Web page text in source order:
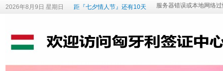
2026年8月9日 星期日 距『七夕情人节』还有10天